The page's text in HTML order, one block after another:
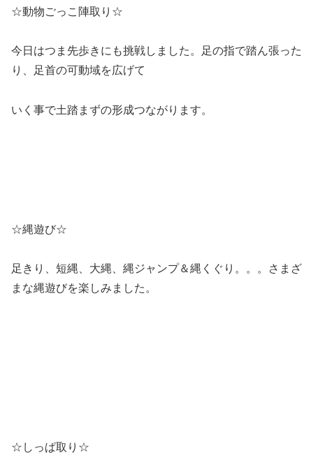
☆動物ごっこ陣取り☆
今日はつま先歩きにも挑戦しました。足の指で踏ん張った
り、足首の可動域を広げて
いく事で土踏まずの形成つながります。
☆縄遊び☆
足きり、短縄、大縄、縄ジャンプ＆縄くぐり。。。さまざ
まな縄遊びを楽しみました。
☆しっぱ取り☆